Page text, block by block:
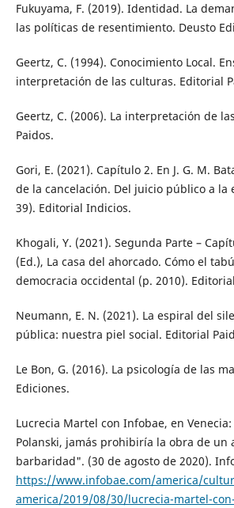
Fukuyama, F. (2019). Identidad. La
las políticas de resentimiento. Deusto
Geertz, C. (1994). Conocimiento Local.
interpretación de las culturas. Editorial
Geertz, C. (2006). La interpretación de
Paidos.
Gori, E. (2021). Capítulo 2. En J. G. M.
de la cancelación. Del juicio público a la
39). Editorial Indicios.
Khogali, Y. (2021). Segunda Parte –
(Ed.), La casa del ahorcado. Cómo el
democracia occidental (p. 2010).
Neumann, E. N. (2021). La espiral del
pública: nuestra piel social. Editorial
Le Bon, G. (2016). La psicología de las
Ediciones.
Lucrecia Martel con Infobae, en
Polanski, jamás prohibiría la obra de un
barbaridad". (30 de agosto de 2020).
https://www.infobae.com/america/
america/2019/08/30/lucrecia-martel-